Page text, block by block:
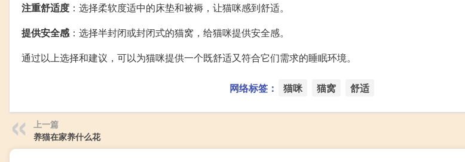
注重舒适度 ：选择柔软度适中的床垫和被褥，让猫咪感到舒适。
提供安全感：选择半封闭或封闭式的猫窝，给猫咪提供安全感。
通过以上选择和建议，可以为猫咪提供一个既舒适又符合它们需求的睡眠环境。
网络标签： 猫咪 猫窝 舒适
上一篇
养猫在家养什么花